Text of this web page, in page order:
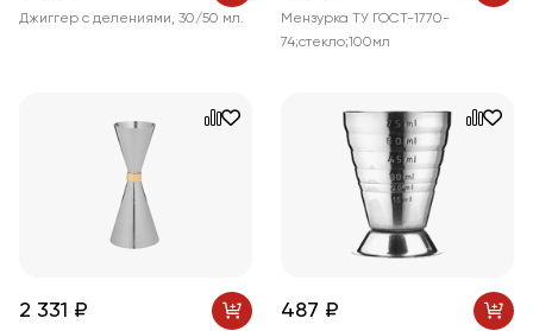
Джиггер с делениями, 30/50 мл.
Мензурка ТУ ГОСТ-1770-
74;стекло;100мл
2 331 ₽ 487 ₽